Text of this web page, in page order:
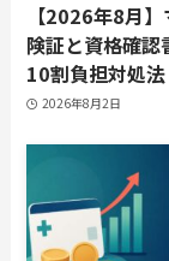
【2026年8月
険証と資格確認
10割負担対処法
2026年8月2日